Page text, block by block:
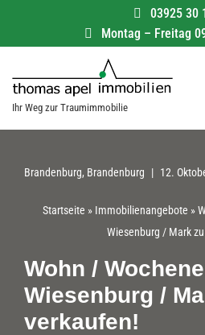
Zum
springen
03925 30
Montag – Freitag
Ihr Weg zur Traumimmobilie
Brandenburg, Brandenburg 12.
Startseite » Immobilienangebote »
Wiesenburg / Mark
Wohn /
Wiesenburg /
verkaufen!